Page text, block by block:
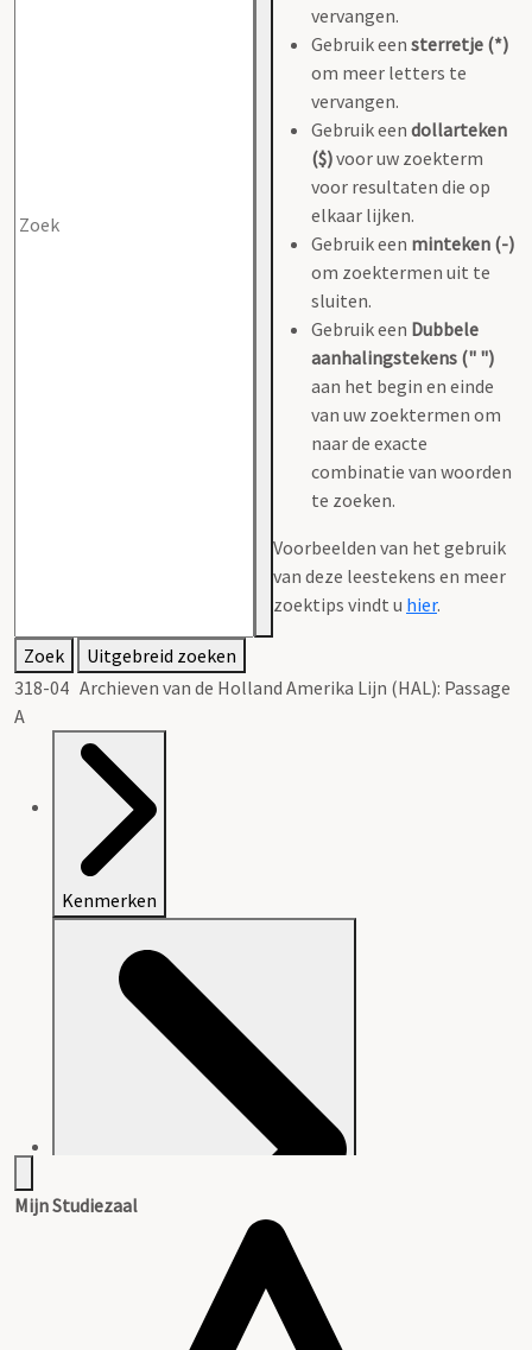
vervangen.
Gebruik een sterretje (*)
om meer letters te
vervangen.
Gebruik een dollarteken
($)voor uw zoekterm
voor resultaten die op
elkaar lijken.
Gebruik een minteken (-)
om zoektermen uit te
sluiten.
Gebruik een Dubbele
aanhalingstekens (" ")
aan het begin en einde
van uw zoektermen om
naar de exacte
combinatie van woorden
te zoeken.
Voorbeelden van het gebruik
van deze leestekens en meer
zoektips vindt u hier.
Zoek
Uitgebreid zoeken
318-04 Archieven van de Holland Amerika Lijn (HAL): Passage
A
Kenmerken
Mijn Studiezaal